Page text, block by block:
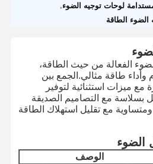
لوحات توجيه الضوء
الضوء الطاقة
الفعالة من حيث الطاقة،
طاقة مثالي.الجمع بين
مع ميزات استثنائية لتوفير
بسلاسة مع التصاميم الصديقة
ومتساوية مع تقليل استهلاك الطاقة
الضوء
الوصف